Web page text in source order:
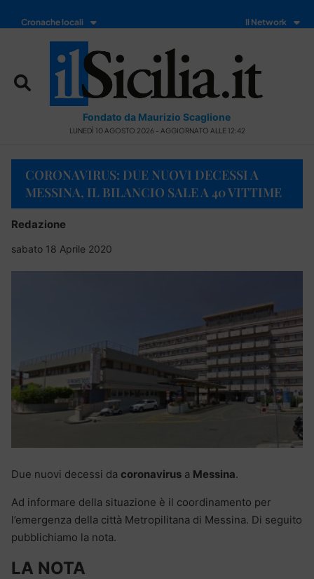
Cronache locali Il Network
Fondato da Maurizio Scaglione
LUNEDÌ 10 AGOSTO 2026 - AGGIORNATO ALLE 12:42
CORONAVIRUS: DUE NUOVI DECESSI A
MESSINA, IL BILANCIO SALE A 40 VITTIME
Redazione
sabato 18 Aprile 2020
Due nuovi decessi da coronavirus a Messina.
Ad informare della situazione è il coordinamento per
l’emergenza della città Metropilitana di Messina. Di seguito
pubblichiamo la nota.
LA NOTA